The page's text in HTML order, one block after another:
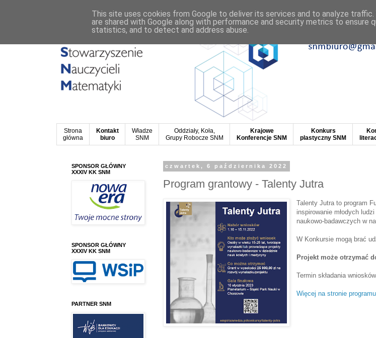
Strona
główna
Kontakt
biuro
Władze
SNM
Oddziały, Koła,
Grupy Robocze SNM
Krajowe
Konferencje SNM
Konkurs
plastyczny SNM
czwartek, 6 października 2022
Program grantowy - Talenty Jutra
Talenty Jutra to program
inspirowanie młodych
naukowo-badawczych w
W Konkursie mogą brać
Projekt może otrzymać
Termin składania
Więcej na stronie
SPONSOR GŁÓWNY
XXXIV KK SNM
SPONSOR GŁÓWNY
XXXIV KK SNM
PARTNER SNM
This site uses cookies from Google to deliver its services and to analyze traffic.
are shared with Google along with performance and security metrics to ensure
statistics, and to detect and address abuse.